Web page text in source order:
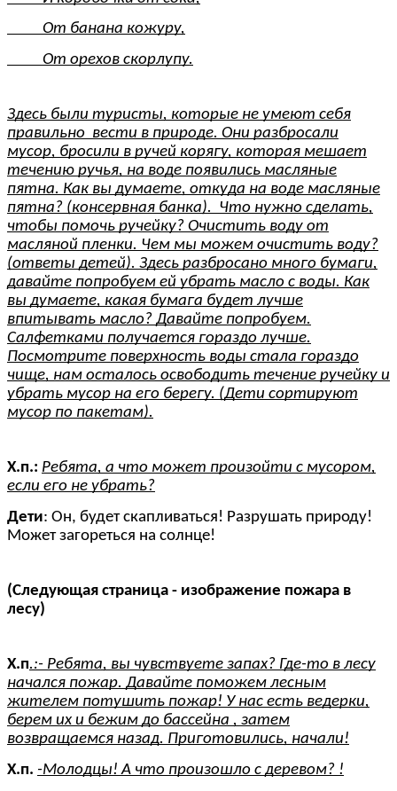
От банана кожуру,
От орехов скорлупу.
Здесь были туристы, которые не умеют себя
правильно вести в природе. Они разбросали
мусор, бросили в ручей корягу, которая мешает
течению ручья, на воде появились масляные
пятна. Как вы думаете, откуда на воде масляные
пятна? (консервная банка). Что нужно сделать,
чтобы помочь ручейку? Очистить воду от
масляной пленки. Чем мы можем очистить воду?
(ответы детей). Здесь разбросано много бумаги,
давайте попробуем ей убрать масло с воды. Как
вы думаете, какая бумага будет лучше
впитывать масло? Давайте попробуем.
Салфетками получается гораздо лучше.
Посмотрите поверхность воды стала гораздо
чище, нам осталось освободить течение ручейку и
убрать мусор на его берегу. (Дети сортируют
мусор по пакетам).
Х.п.: Ребята, а что может произойти с мусором,
если его не убрать?
Дети: Он, будет скапливаться! Разрушать природу!
Может загореться на солнце!
(Следующая страница - изображение пожара в
лесу)
Х.п.:- Ребята, вы чувствуете запах? Где-то в лесу
начался пожар. Давайте поможем лесным
жителем потушить пожар! У нас есть ведерки,
берем их и бежим до бассейна , затем
возвращаемся назад. Приготовились, начали!
Х.п. -Молодцы! А что произошло с деревом? !